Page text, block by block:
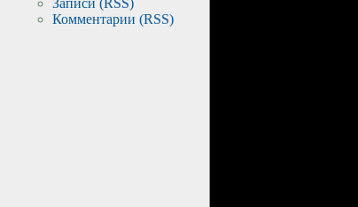
Записи (RSS)
Комментарии (RSS)